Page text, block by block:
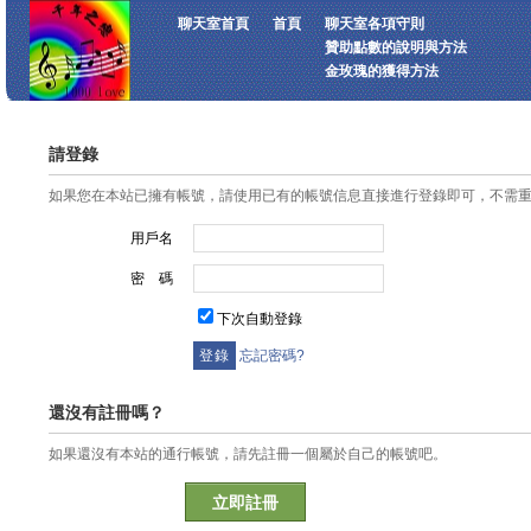
聊天室首頁 首頁
聊天室各項守則
贊助點數的說明與方法
金玫瑰的獲得方法
請登錄
如果您在本站已擁有帳號，請使用已有的帳號信息直接進行登錄即可，不需
用戶名
密 碼
下次自動登錄
忘記密碼?
還沒有註冊嗎？
如果還沒有本站的通行帳號，請先註冊一個屬於自己的帳號吧。
立即註冊